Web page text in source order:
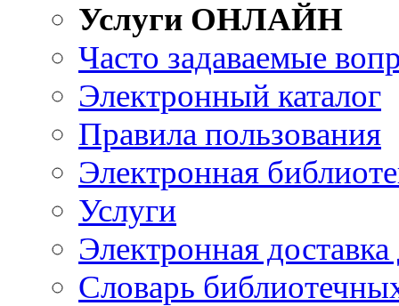
Услуги ОНЛАЙН
Часто задаваемые
Электронный каталог
Правила пользования
Электронная
Услуги
Электронная
Словарь